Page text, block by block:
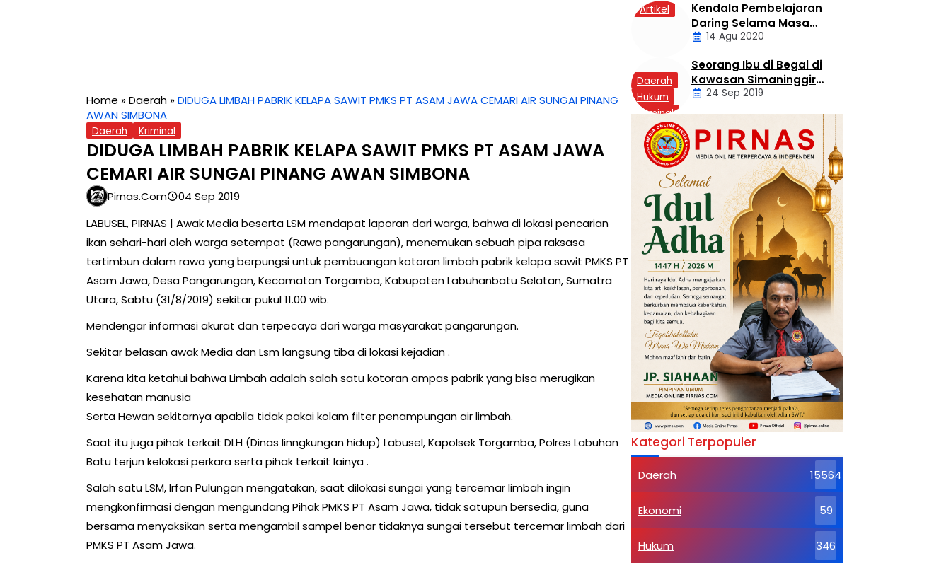
Home »Daerah »DIDUGA LIMBAH PABRIK KELAPA SAWIT PMKS PT ASAM JAWA CEMARI AIR SUNGAI PINANG
AWAN SIMBONA
Daerah Kriminal
DIDUGA LIMBAH PABRIK KELAPA SAWIT PMKS PT ASAM JAWA
CEMARI AIR SUNGAI PINANG AWAN SIMBONA
Pirnas.com
04 Sep 2019
LABUSEL, PIRNAS | Awak Media beserta LSM mendapat laporan dari warga, bahwa di lokasi pencarian
ikan sehari-hari oleh warga setempat (Rawa pangarungan), menemukan sebuah pipa raksasa
tertimbun dalam rawa yang berpungsi untuk pembuangan kotoran limbah pabrik kelapa sawit PMKS PT
Asam Jawa, Desa Pangarungan, Kecamatan Torgamba, Kabupaten Labuhanbatu Selatan, Sumatra
Utara, Sabtu (31/8/2019) sekitar pukul 11.00 wib.
Mendengar informasi akurat dan terpecaya dari warga masyarakat pangarungan.
Sekitar belasan awak Media dan Lsm langsung tiba di lokasi kejadian .
Karena kita ketahui bahwa Limbah adalah salah satu kotoran ampas pabrik yang bisa merugikan
kesehatan manusia
Serta Hewan sekitarnya apabila tidak pakai kolam filter penampungan air limbah.
Saat itu juga pihak terkait DLH (Dinas linngkungan hidup) Labusel, Kapolsek Torgamba, Polres Labuhan
Batu terjun kelokasi perkara serta pihak terkait lainya .
Salah satu LSM, Irfan Pulungan mengatakan, saat dilokasi sungai yang tercemar limbah ingin
mengkonfirmasi dengan mengundang Pihak PMKS PT Asam Jawa, tidak satupun bersedia, guna
bersama menyaksikan serta mengambil sampel benar tidaknya sungai tersebut tercemar limbah dari
PMKS PT Asam Jawa.
Pencabulan
Artikel
Kendala Pembelajaran
Daring Selama Masa
Pandemi Covid-19
14 Agu 2020
Daerah
Hukum
Kriminal
Labusel
Seorang Ibu di Begal di
Kawasan Simaninggir
Kota Pinang
24 Sep 2019
Kategori Terpopuler
Daerah 15564
Ekonomi 59
Hukum 346